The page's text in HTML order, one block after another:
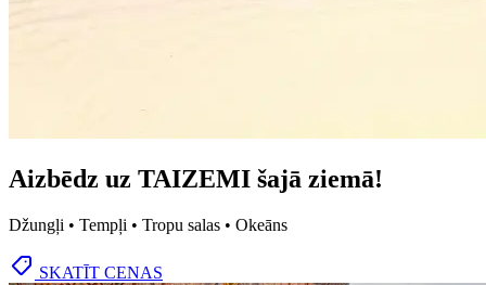
Aizbēdz uz TAIZEMI šajā ziemā!
Džungļi • Tempļi • Tropu salas • Okeāns
SKATĪT CENAS